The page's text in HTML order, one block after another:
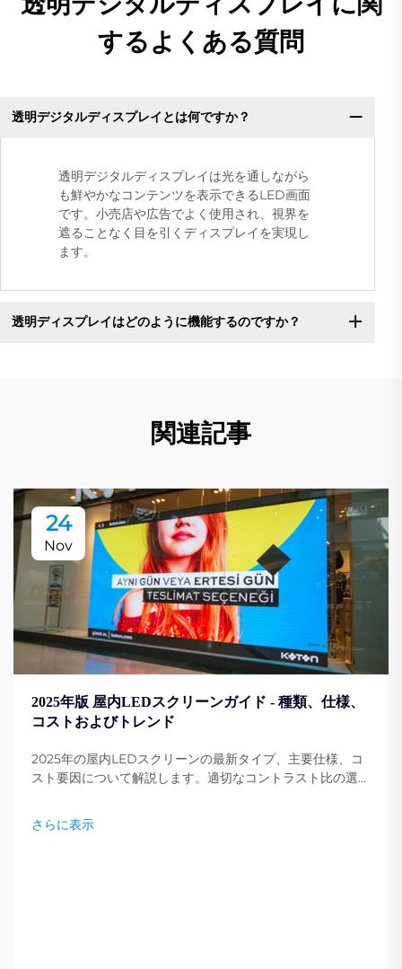
するよくある質問
透明デジタルディスプレイとは何ですか？
透明デジタルディスプレイは光を通しながら
も鮮やかなコンテンツを表示できるLED画面
です。小売店や広告でよく使用され、視界を
遮ることなく目を引くディスプレイを実現し
ます。
透明ディスプレイはどのように機能するのですか？
関連記事
24
Nov
2025年版 屋内LEDスクリーンガイド - 種類、仕様、
コストおよびトレンド
2025年の屋内LEDスクリーンの最新タイプ、主要仕様、コ
スト要因について解説します。適切なコントラスト比の選び
さらに表示